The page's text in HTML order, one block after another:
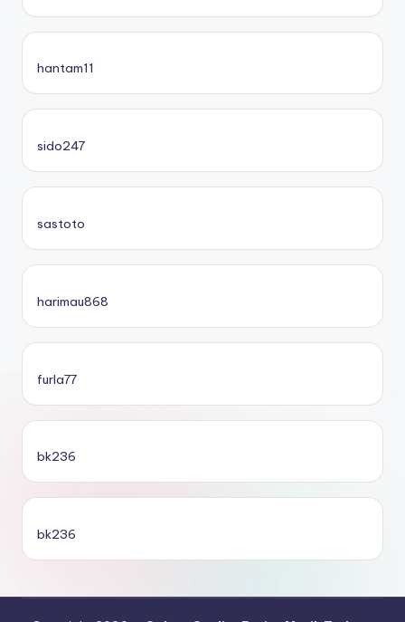
hantam11
sido247
sastoto
harimau868
furla77
bk236
bk236